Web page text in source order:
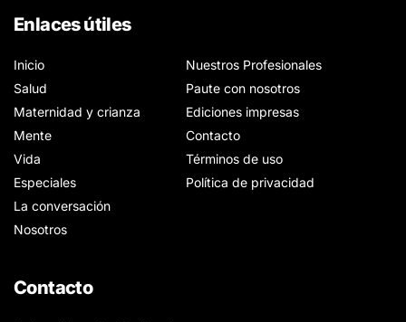
Enlaces útiles
Inicio
Salud
Maternidad y crianza
Mente
Vida
Especiales
La conversación
Nosotros
Nuestros Profesionales
Paute con nosotros
Ediciones impresas
Contacto
Términos de uso
Política de privacidad
Contacto